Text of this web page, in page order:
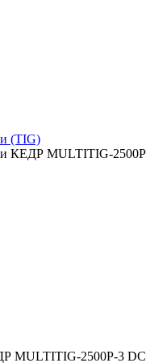
(TIG)
КЕДР MULTITIG-
MULTITIG-2500P-3 DC